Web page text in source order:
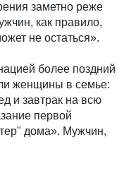
заметно реже
как правило,
не остаться».
более поздний
женщины в семье:
и завтрак на всю
первой
дома». Мужчин,